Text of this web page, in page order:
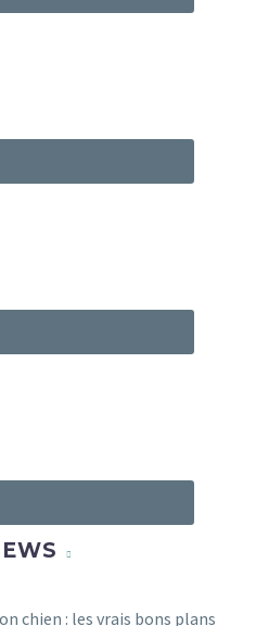
chien : les vrais bons plans